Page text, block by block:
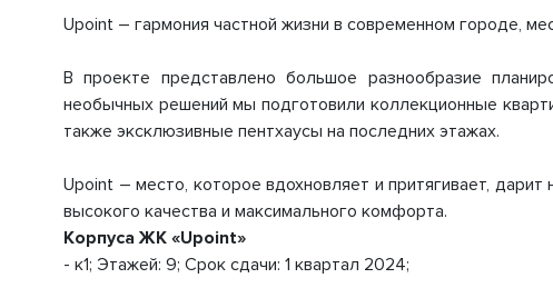
Upoint – гармония частной жизни в современном городе,
В проекте представлено большое разнообразие
необычных решений мы подготовили коллекционные
также эксклюзивные пентхаусы на последних этажах.
Upoint – место, которое вдохновляет и притягивает,
высокого качества и максимального комфорта.
Корпуса ЖК «Upoint»
- к1; Этажей: 9; Срок сдачи: 1 квартал 2024;